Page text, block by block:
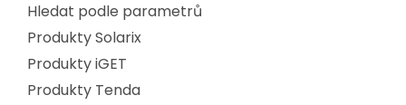
Hledat podle parametrů
Produkty Solarix
Produkty iGET
Produkty Tenda